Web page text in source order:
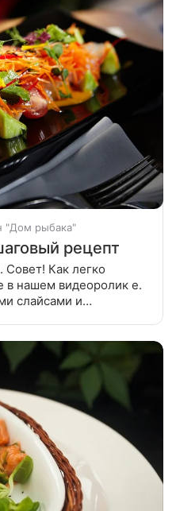
"Дом рыбака"
рецепт
Совет! Как легко
в нашем видеоролик е.
слайсами и